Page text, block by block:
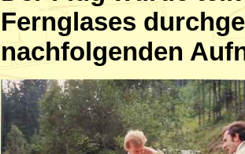
Fernglases
nachfolgenden